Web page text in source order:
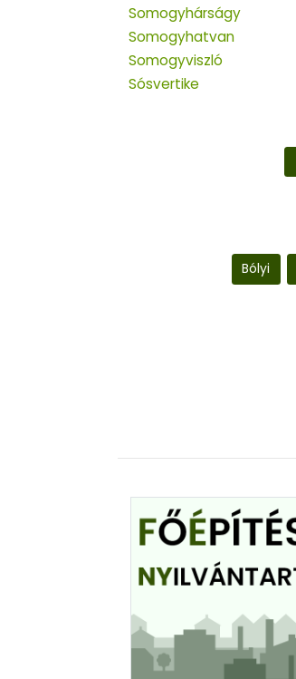
Somogyhárságy
Somogyhatvan
Somogyviszló
Sósvertike
Bólyi